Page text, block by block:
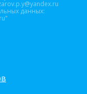
данных: